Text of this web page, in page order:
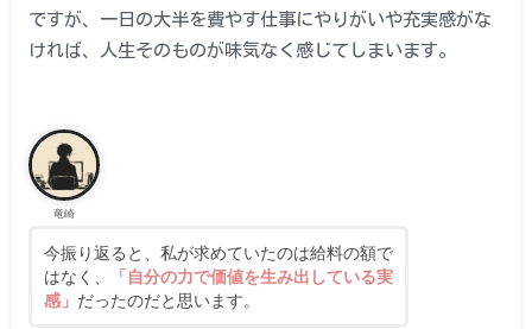
ですが、一日の大半を費やす仕事にやりがいや充実感がな
ければ、人生そのものが味気なく感じてしまいます。
竜崎
今振り返ると、私が求めていたのは給料の額で
はなく、
「自分の力で価値を生み出している実
感」 だったのだと思います。